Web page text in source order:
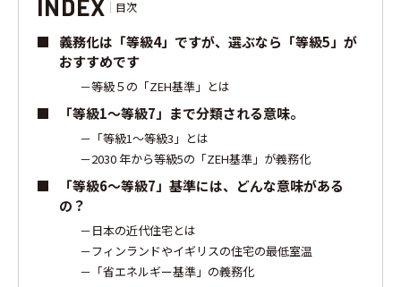
INDEX 目次
義務化は「等級4」ですが、選ぶなら「等級5」が
おすすめです
等級５の「ZEH基準」とは
「等級1～等級7」まで分類される意味。
「等級1～等級3」とは
2030 年から等級5の「ZEH基準」が義務化
「等級6～等級7」基準には、どんな意味がある
の？
日本の近代住宅とは
フィンランドやイギリスの住宅の最低室温
「省エネルギー基準」の義務化